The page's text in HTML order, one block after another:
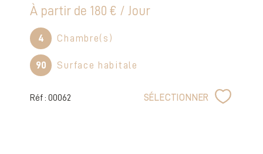
À partir de 180 € / Jour
4 Chambre(s)
90 Surface habitale
Réf : 00062 SÉLECTIONNER